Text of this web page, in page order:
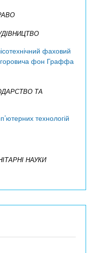
фаховий
фон Граффа
ТА
технологій
НАУКИ